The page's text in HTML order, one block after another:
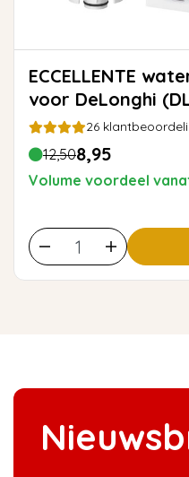
ECCELLENTE waterfilter
voor DeLonghi
26
12,508,95
Volume voordeel